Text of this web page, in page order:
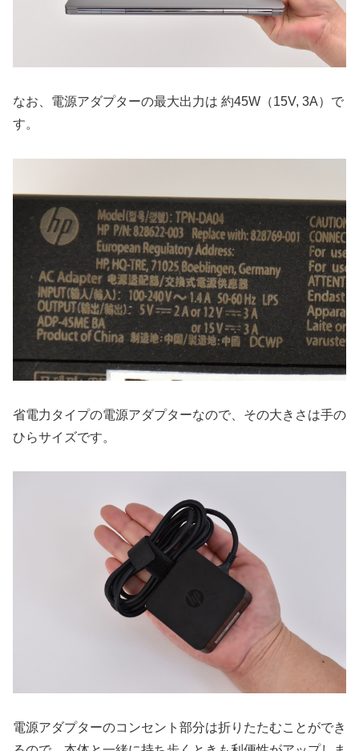
なお、電源アダプターの最大出力は 約45W（15V, 3A）で
す。
省電力タイプの電源アダプターなので、その大きさは手の
ひらサイズです。
電源アダプターのコンセント部分は折りたたむことができ